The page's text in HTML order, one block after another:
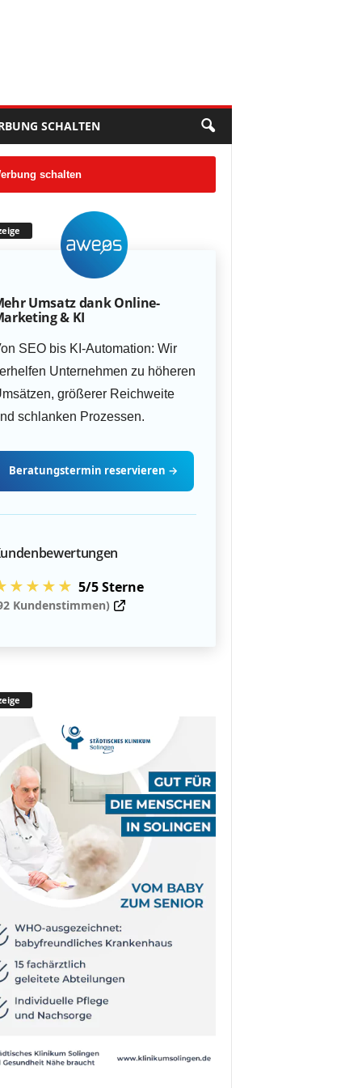
SCHALTEN
schalten
Umsatz dank Online-
& KI
SEO bis KI-Automation: Wir
Unternehmen zu höheren
größerer Reichweite
schlanken Prozessen.
Beratungstermin reservieren →
5/5 Sterne
Kundenstimmen)